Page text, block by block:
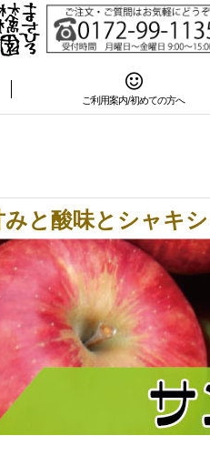
ご利用案内/初めての方へ
と酸味とシャキ